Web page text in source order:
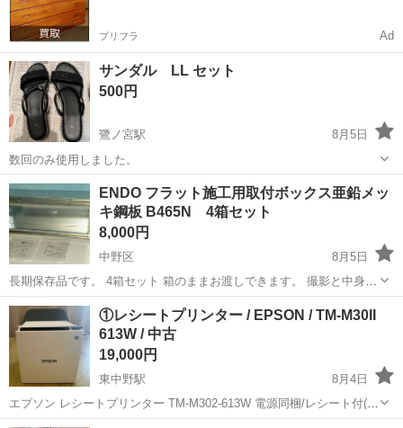
プリフラ Ad
サンダル LL セット
500円
鷺ノ宮駅
8月5日
数回のみ使用しました。
東京 中野区 その他
ENDO フラット施工用取付ボックス亜鉛メッ
キ鋼板 B465N 4箱セット
8,000円
中野区
8月5日
長期保存品です。 4箱セット 箱のままお渡しできます。 撮影と中身を
確認のため開封しているものも含みます。 未開封品ではありませんの
で、付属品がそろっていないものも含みます。 金額の交渉もできるだ
けお答えいたします...
東京 中野区 ボックス
①レシートプリンター / EPSON / TM-M30II
613W / 中古
19,000円
東中野駅
8月4日
エプソン レシートプリンター TM-M302-613W 電源同梱/レシート付(未
使用と使用途中のものが1つずつ) スタンダードモデル/80mm・58mm/